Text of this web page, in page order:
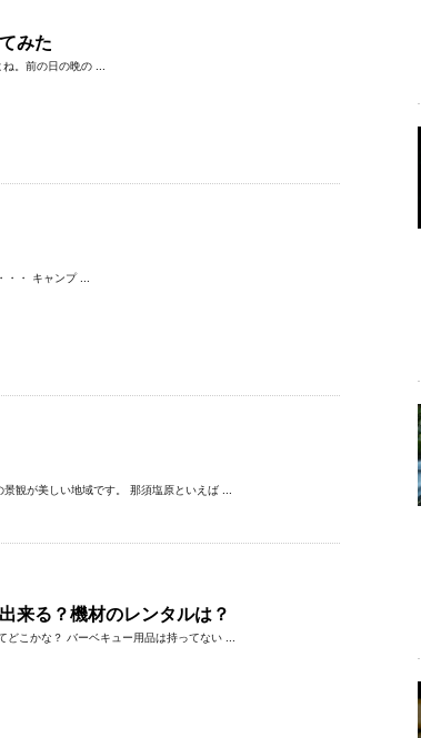
みた
。前の日の晩の ...
・ キャンプ ...
観が美しい地域です。 那須塩原といえば ...
来る？機材のレンタルは？
こかな？ バーベキュー用品は持ってない ...